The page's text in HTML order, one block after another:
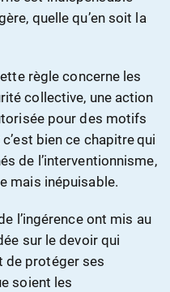
quelle qu’en soit la
règle concerne les
collective, une action
pour des motifs
bien ce chapitre qui
de l’interventionnisme,
mais inépuisable.
l’ingérence ont mis au
sur le devoir qui
de protéger ses
soient les